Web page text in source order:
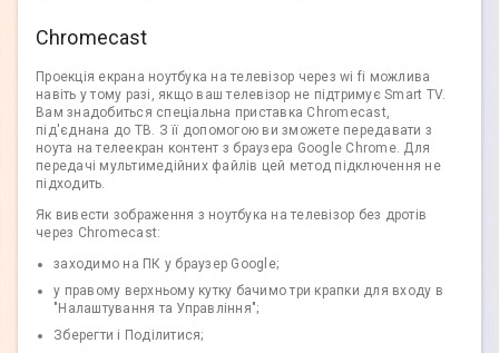
Chromecast
Проекція екрана ноутбука на телевізор через wi fi можлива
навіть у тому разі, якщо ваш телевізор не підтримує Smart TV.
Вам знадобиться спеціальна приставка Chromecast,
під'єднана до ТВ. З її допомогою ви зможете передавати з
ноута на телеекран контент з браузера Google Chrome. Для
передачі мультимедійних файлів цей метод підключення не
підходить.
Як вивести зображення з ноутбука на телевізор без дротів
через Chromecast:
заходимо на ПК у браузер Google;
у правому верхньому кутку бачимо три крапки для входу в
"Налаштування та Управління";
Зберегти і Поділитися;